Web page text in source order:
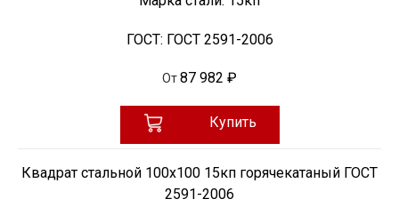
ГОСТ: ГОСТ 2591-2006
От87 982 ₽
Купить
Квадрат стальной 100х100 15кп горячекатаный ГОСТ
2591-2006